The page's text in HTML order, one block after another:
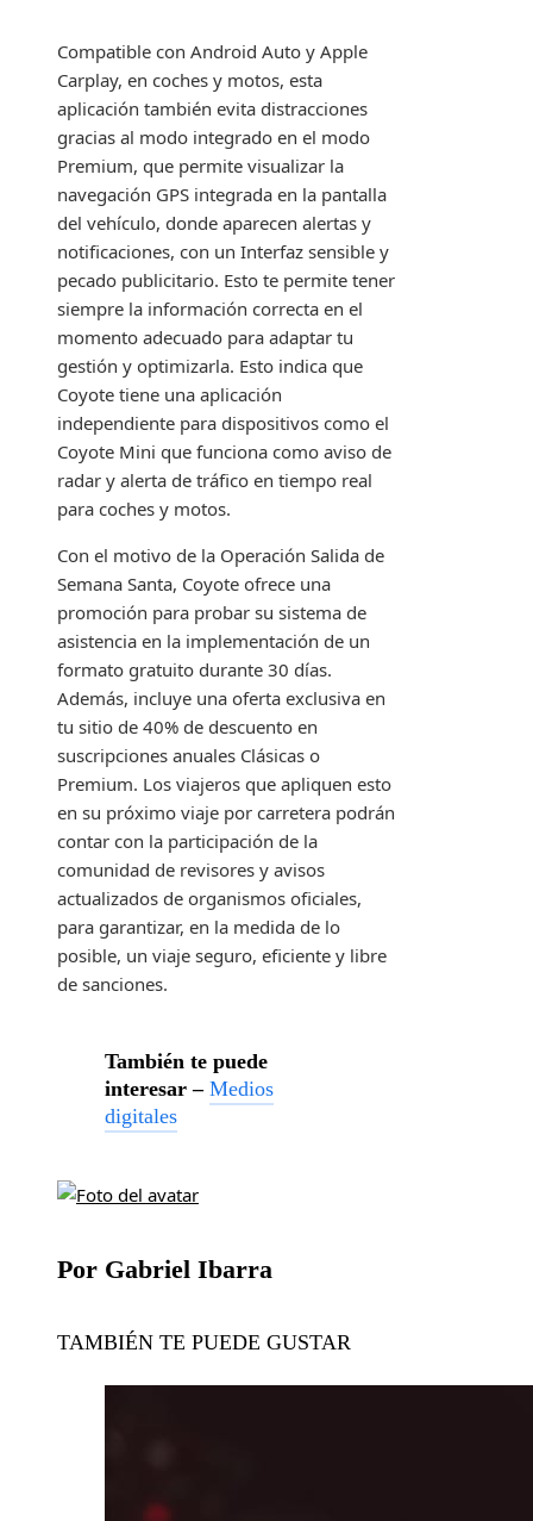
Compatible con Android Auto y Apple
Carplay, en coches y motos, esta
aplicación también evita distracciones
gracias al modo integrado en el modo
Premium, que permite visualizar la
navegación GPS integrada en la pantalla
del vehículo, donde aparecen alertas y
notificaciones, con un Interfaz sensible y
pecado publicitario. Esto te permite tener
siempre la información correcta en el
momento adecuado para adaptar tu
gestión y optimizarla. Esto indica que
Coyote tiene una aplicación
independiente para dispositivos como el
Coyote Mini que funciona como aviso de
radar y alerta de tráfico en tiempo real
para coches y motos.
Con el motivo de la Operación Salida de
Semana Santa, Coyote ofrece una
promoción para probar su sistema de
asistencia en la implementación de un
formato gratuito durante 30 días.
Además, incluye una oferta exclusiva en
tu sitio de 40% de descuento en
suscripciones anuales Clásicas o
Premium. Los viajeros que apliquen esto
en su próximo viaje por carretera podrán
contar con la participación de la
comunidad de revisores y avisos
actualizados de organismos oficiales,
para garantizar, en la medida de lo
posible, un viaje seguro, eficiente y libre
de sanciones.
También te puede
interesar – Medios
digitales
Por Gabriel Ibarra
TAMBIÉN TE PUEDE GUSTAR